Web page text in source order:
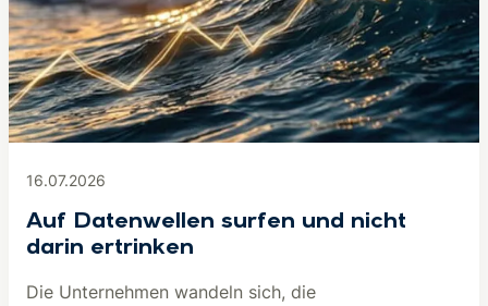
16.07.2026
Auf Datenwellen surfen und nicht
darin ertrinken
Die Unternehmen wandeln sich, die